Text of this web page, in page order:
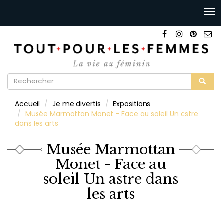
Formulaire
recherche
Accueil Je me divertis
Expositions
Musée Marmottan Monet - Face au soleil Un astre
dans les arts
Musée Marmottan
Monet - Face au
soleil Un astre dans
les arts